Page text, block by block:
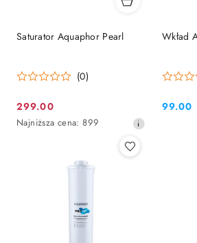
Saturator Aquaphor Pearl
(0)
Cena
promocyjna:
299.00
Najniższa
Najniższa cena: 899
Wkład
Cena:
99.00